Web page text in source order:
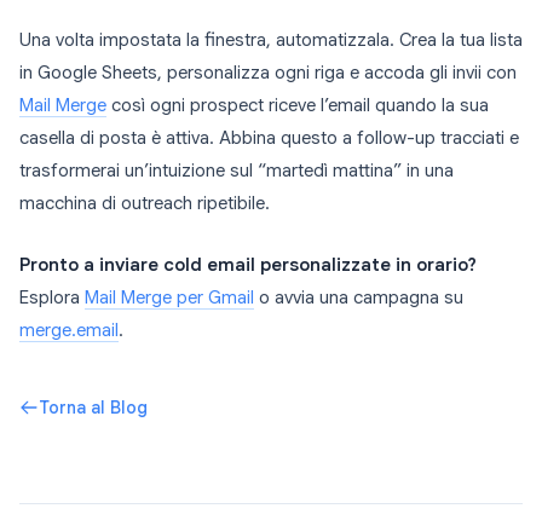
Una volta impostata la finestra, automatizzala. Crea la tua lista
in Google Sheets, personalizza ogni riga e accoda gli invii con
Mail Merge così ogni prospect riceve l’email quando la sua
casella di posta è attiva. Abbina questo a follow-up tracciati e
trasformerai un’intuizione sul “martedì mattina” in una
macchina di outreach ripetibile.
Pronto a inviare cold email personalizzate in orario?
Esplora Mail Merge per Gmail o avvia una campagna su
merge.email.
Torna al Blog